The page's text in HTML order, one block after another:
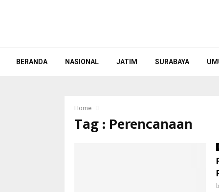
BERANDA NASIONAL JATIM SURABAYA
Home
Tag : Perencanaan